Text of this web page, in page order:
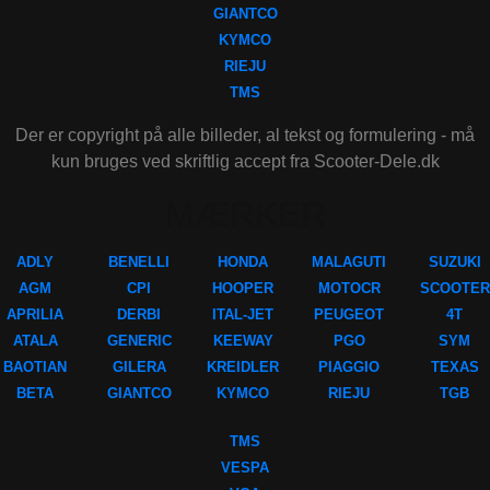
GIANTCO
KYMCO
RIEJU
TMS
Der er copyright på alle billeder, al tekst og formulering - må
kun bruges ved skriftlig accept fra Scooter-Dele.dk
ADLY
AGM
APRILIA
ATALA
BAOTIAN
BETA
BENELLI
CPI
DERBI
GENERIC
GILERA
GIANTCO
HONDA
HOOPER
ITAL-JET
KEEWAY
KREIDLER
KYMCO
MALAGUTI
MOTOCR
PEUGEOT
PGO
PIAGGIO
RIEJU
SUZUKI
SCOOTER
4T
SYM
TEXAS
TGB
TMS
VESPA